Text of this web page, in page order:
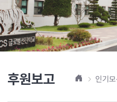
후원보고 홈 인기모